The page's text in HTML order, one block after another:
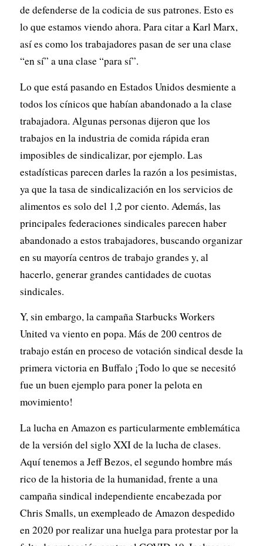
de defenderse de la codicia de sus patrones. Esto es
lo que estamos viendo ahora. Para citar a Karl Marx,
así es como los trabajadores pasan de ser una clase
“en sí” a una clase “para sí”.
Lo que está pasando en Estados Unidos desmiente a
todos los cínicos que habían abandonado a la clase
trabajadora. Algunas personas dijeron que los
trabajos en la industria de comida rápida eran
imposibles de sindicalizar, por ejemplo. Las
estadísticas parecen darles la razón a los pesimistas,
ya que la tasa de sindicalización en los servicios de
alimentos es solo del 1,2 por ciento. Además, las
principales federaciones sindicales parecen haber
abandonado a estos trabajadores, buscando organizar
en su mayoría centros de trabajo grandes y, al
hacerlo, generar grandes cantidades de cuotas
sindicales.
Y, sin embargo, la campaña Starbucks Workers
United va viento en popa. Más de 200 centros de
trabajo están en proceso de votación sindical desde la
primera victoria en Buffalo ¡Todo lo que se necesitó
fue un buen ejemplo para poner la pelota en
movimiento!
La lucha en Amazon es particularmente emblemática
de la versión del siglo XXI de la lucha de clases.
Aquí tenemos a Jeff Bezos, el segundo hombre más
rico de la historia de la humanidad, frente a una
campaña sindical independiente encabezada por
Chris Smalls, un exempleado de Amazon despedido
en 2020 por realizar una huelga para protestar por la